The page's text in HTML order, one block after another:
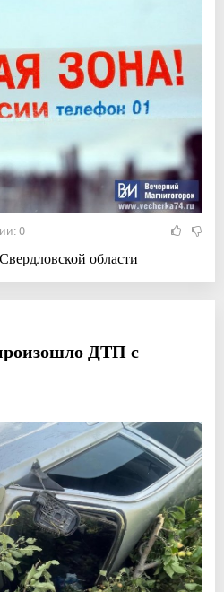
0
области
ДТП с